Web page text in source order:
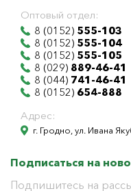
Оптовый отдел:
8 (0152) 555-103
8 (0152) 555-104
8 (0152) 555-105
8 (029) 889-46-41
8 (044) 741-46-41
8 (0152) 654-888
Адрес:
г. Гродно, ул. Ивана
Подписаться на
Подпишитесь на